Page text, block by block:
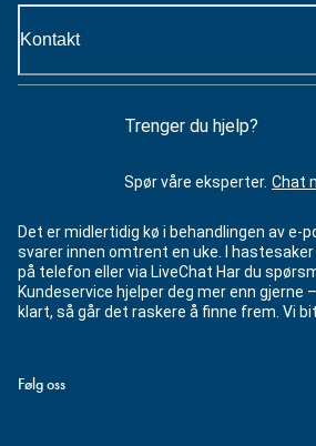
Kontakt
Trenger du hjelp?
Spør våre eksperter. Chat
Det er midlertidig kø i behandlingen av e-
svarer innen omtrent en uke. I
på telefon eller via LiveChat Har du
Kundeservice hjelper deg mer enn gjerne
klart, så går det raskere å finne frem. Vi
Følg oss